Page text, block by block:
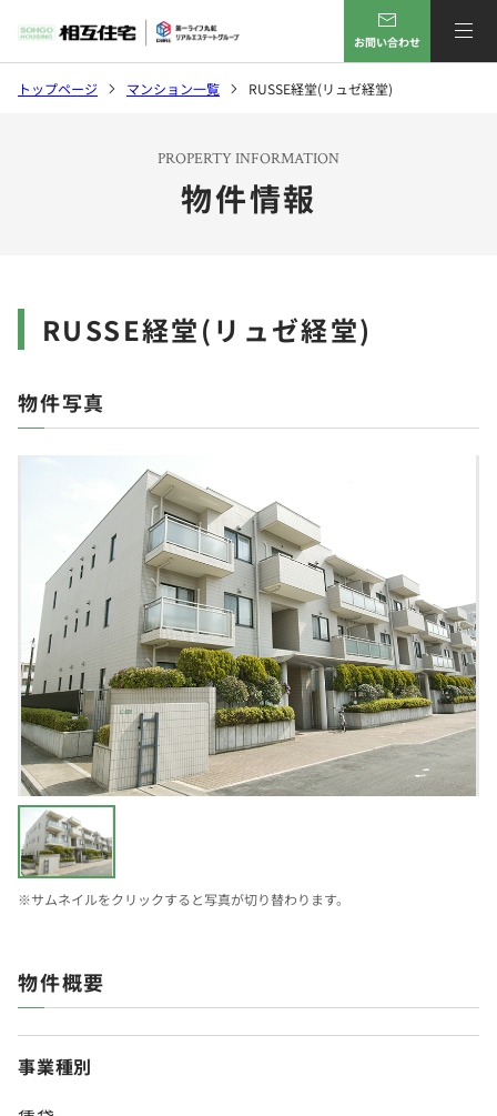
お問い合わせ
トップページ マンション一覧 RUSSE経堂(リュゼ経堂)
PROPERTY INFORMATION
物件情報
RUSSE経堂(リュゼ経堂)
物件写真
※サムネイルをクリックすると写真が切り替わります。
物件概要
事業種別